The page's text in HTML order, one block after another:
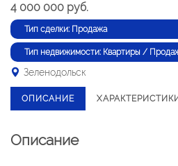
4 000 000 руб.
Тип сделки: Продажа
Тип недвижимости: Квартиры /
Зеленодольск
ОПИСАНИЕ
Описание